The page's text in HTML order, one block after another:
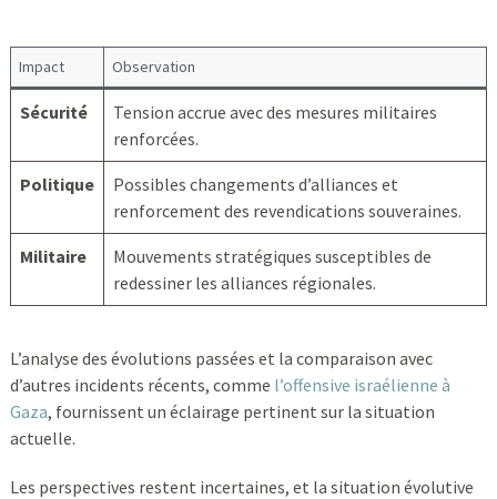
Impact Observation
Sécurité
Tension accrue avec des mesures militaires
renforcées.
Politique
Possibles changements d’alliances et
renforcement des revendications souveraines.
Militaire
Mouvements stratégiques susceptibles de
redessiner les alliances régionales.
L’analyse des évolutions passées et la comparaison avec
d’autres incidents récents, comme l’offensive israélienne à
Gaza, fournissent un éclairage pertinent sur la situation
actuelle.
Les perspectives restent incertaines, et la situation évolutive